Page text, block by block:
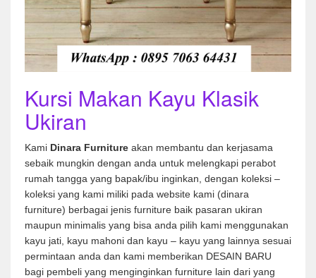
Kursi Makan Kayu Klasik
Ukiran
Kami Dinara Furniture akan membantu dan kerjasama
sebaik mungkin dengan anda untuk melengkapi perabot
rumah tangga yang bapak/ibu inginkan, dengan koleksi –
koleksi yang kami miliki pada website kami (dinara
furniture) berbagai jenis furniture baik pasaran ukiran
maupun minimalis yang bisa anda pilih kami menggunakan
kayu jati, kayu mahoni dan kayu – kayu yang lainnya sesuai
permintaan anda dan kami memberikan DESAIN BARU
bagi pembeli yang menginginkan furniture lain dari yang